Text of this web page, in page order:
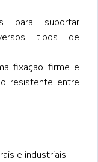
para suportar
tipos de
fixação firme e
resistente entre
e industriais.